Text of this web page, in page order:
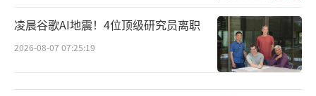
5月24日23时08分，神舟二十三号载人飞
船搭乘长征二号F遥二十三运载火箭，在酒泉卫
星发射中心点火升空，护送朱杨柱、张志远、
黎家盈3名航天员奔赴中国空间站。
凌晨谷歌AI地震！4位顶级研究员离职
2026-08-07 07:25:19